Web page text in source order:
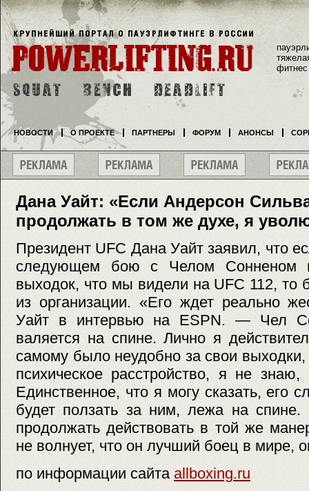
Дана Уайт: «Если Андерсон
продолжать в том же духе, я
Президент UFC Дана Уайт заявил, что
следующем бою с Челом Сонненом
выходок, что мы видели на UFC 112, то
из организации. «Его ждет реально
Уайт в интервью на ESPN. — Чел
валяется на спине. Лично я
самому было неудобно за свои
психическое расстройство, я не
Единственное, что я могу сказать, его
будет ползать за ним, лежа на
продолжать действовать в той же
не волнует, что он лучший боец в мире,
по информации сайта allboxing.ru
фитнес
НОВОСТИ О ПРОЕКТЕ ПАРТНЕРЫ ФОРУМ АНОНСЫ